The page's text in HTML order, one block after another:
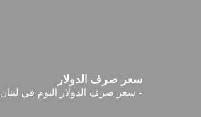
سعر صرف الدولار
- سعر صرف الدولار اليوم في لبنان